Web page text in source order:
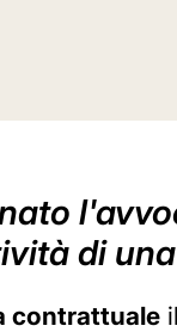
di
contrattuale